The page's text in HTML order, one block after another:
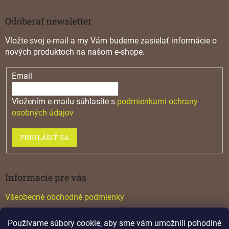
Používame súbory cookie, aby sme vám umožnili pohodlné
Odoberať newsletter
Vložte svoj e-mail a my Vám budeme zasielať informácie o
nových produktoch na našom e-shope.
Email
Vložením e-mailu súhlasíte s podmienkami ochrany
osobných údajov
PRIHLÁSIŤ SA
Informácie pre vás
Všeobecné obchodné podmienky
Katalógy